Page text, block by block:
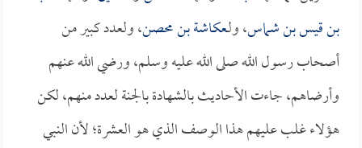
بن قيس بن شماس، ولـعكاشة بن محصن، ولعدد كبير من
أصحاب رسول الله صلى الله عليه وسلم، ورضي الله عنهم
وأرضاهم، جاءت الأحاديث بالشهادة بالجنة لعدد منهم، لكن
هؤلاء غلب عليهم هذا الوصف الذي هو العشرة؛ لأن النبي